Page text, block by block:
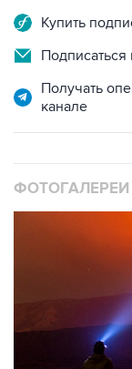
Купить
Подписаться
Получать
канале
ФОТОГАЛЕРЕИ